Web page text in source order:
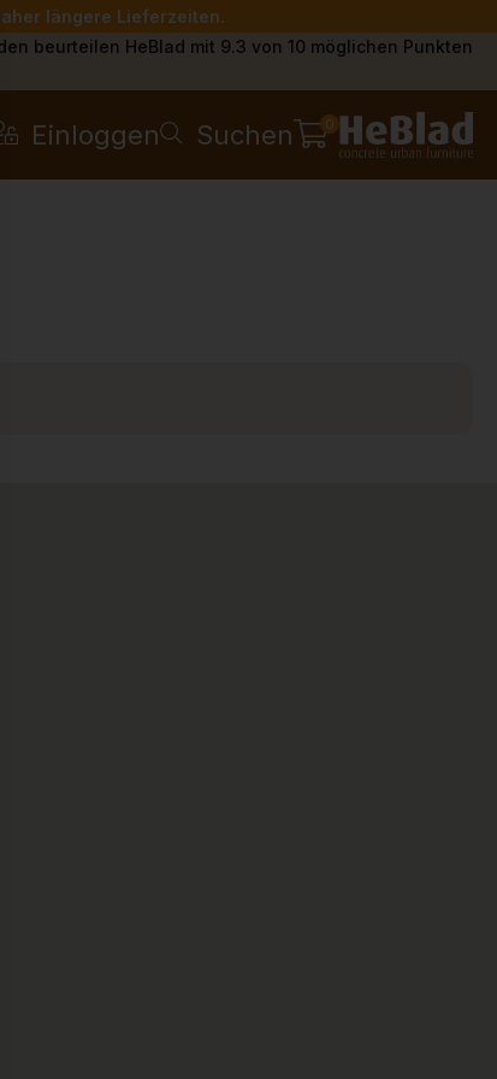
längere Lieferzeiten.
beurteilen HeBlad mit 9.3 von 10 möglichen Punkten
Einloggen Suchen 0